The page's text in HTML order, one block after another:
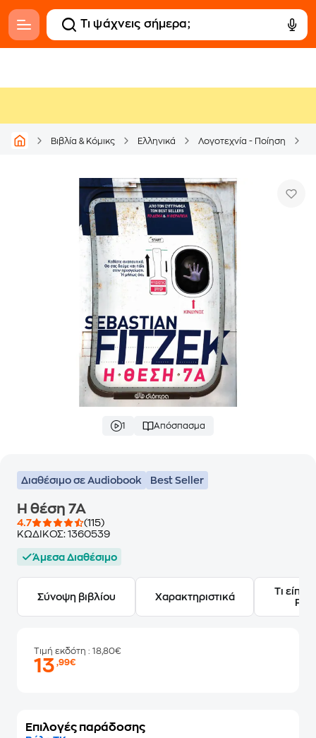
Βιβλία & Κόμικς Ελληνικά Λογοτεχνία - Ποίηση
1 Απόσπασμα
Διαθέσιμο σε Audiobook Best Seller
Η θέση 7Α
4.7
(115)
ΚΩΔΙΚΟΣ: 1360539
Άμεσα Διαθέσιμο
Σύνοψη βιβλίου Χαρακτηριστικά
Τι
Τιμή εκδότη : 18,80€
13,99€
Επιλογές παράδοσης